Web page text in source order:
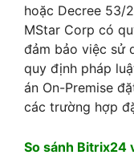
hoặc Decree 53/
MStar Corp có
đảm bảo việc sử
quy định pháp
án On-Premise
các trường hợp
So sánh Bitrix24